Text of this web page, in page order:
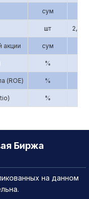
сум
шт
акции сум
%
(ROE) %
%
Биржа
на данном